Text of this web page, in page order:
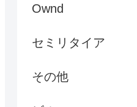
Ownd
セミリタイア
その他